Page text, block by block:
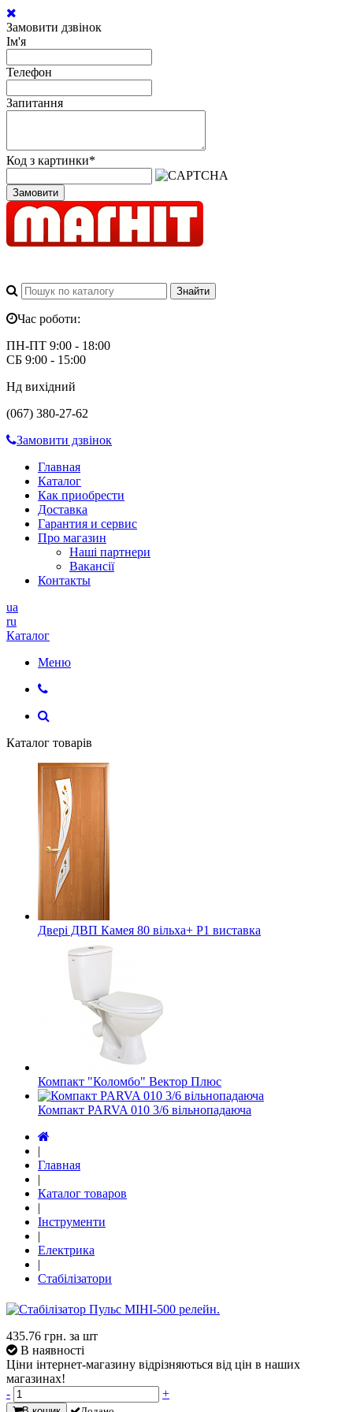
Замовити дзвінок
Ім'я
Телефон
Запитання
Код з картинки*
Замовити
Час роботи:
ПН-ПТ 9:00 - 18:00
СБ 9:00 - 15:00
Нд вихідний
(067) 380-27-62
Замовити дзвінок
Главная
Каталог
Как приобрести
Доставка
Гарантия и сервис
Про магазин
Наші партнери
Вакансії
Контакты
ua
ru
Каталог
Меню
Каталог товарів
Двері ДВП Камея 80 вільха+ Р1 виставка
Компакт "Коломбо" Вектор Плюс
Компакт PARVA 010 3/6 вільнопадаюча
|
Главная
|
Каталог товаров
|
Інструменти
|
Електрика
|
Стабілізатори
435.76 грн. за шт
В наявності
Ціни інтернет-магазину відрізняються від цін в наших
магазинах!
-
+